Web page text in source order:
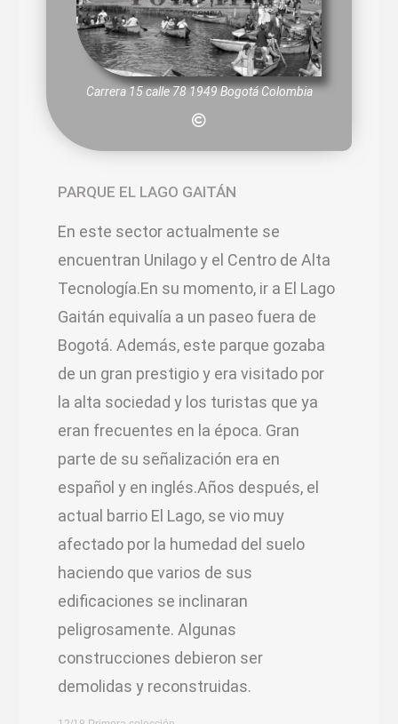
Carrera 15 calle 78 1949 Bogotá Colombia
PARQUE EL LAGO GAITÁN
En este sector actualmente se
encuentran Unilago y el Centro de Alta
Tecnología.En su momento, ir a El Lago
Gaitán equivalía a un paseo fuera de
Bogotá. Además, este parque gozaba
de un gran prestigio y era visitado por
la alta sociedad y los turistas que ya
eran frecuentes en la época. Gran
parte de su señalización era en
español y en inglés.Años después, el
actual barrio El Lago, se vio muy
afectado por la humedad del suelo
haciendo que varios de sus
edificaciones se inclinaran
peligrosamente. Algunas
construcciones debieron ser
demolidas y reconstruidas.